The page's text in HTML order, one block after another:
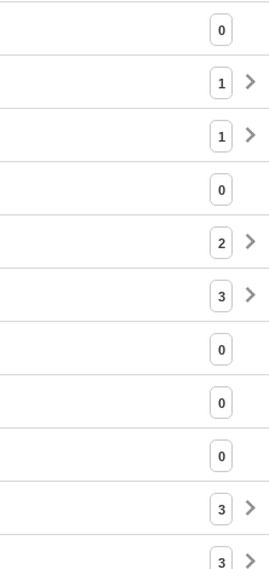
0
1
1
0
2
3
0
0
0
3
3